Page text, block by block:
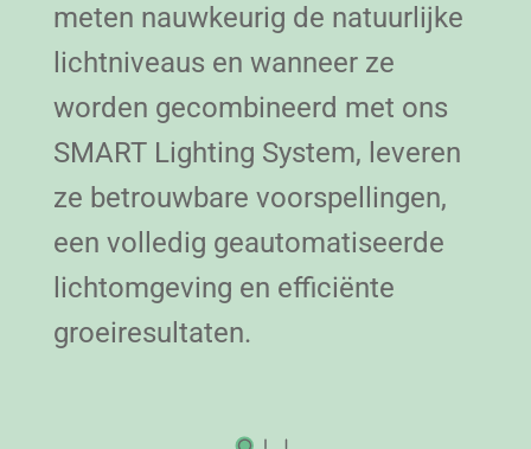
meten nauwkeurig de natuurlijke
lichtniveaus en wanneer ze
worden gecombineerd met ons
SMART Lighting System, leveren
ze betrouwbare voorspellingen,
een volledig geautomatiseerde
lichtomgeving en efficiënte
groeiresultaten.